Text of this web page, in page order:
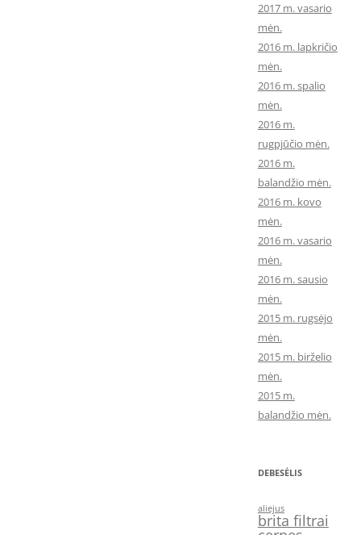
2017 m. vasario
mėn.
2016 m. lapkričio
mėn.
2016 m. spalio
mėn.
2016 m.
rugpjūčio mėn.
2016 m.
balandžio mėn.
2016 m. kovo
mėn.
2016 m. vasario
mėn.
2016 m. sausio
mėn.
2015 m. rugsėjo
mėn.
2015 m. birželio
mėn.
2015 m.
balandžio mėn.
DEBESĖLIS
aliejus
brita filtrai